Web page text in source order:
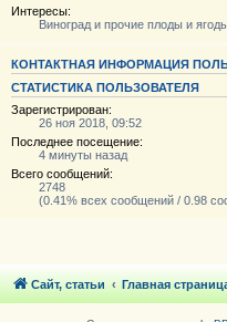
Интересы:
Виноград и прочие плоды и
КОНТАКТНАЯ ИНФОРМАЦИЯ
СТАТИСТИКА ПОЛЬЗОВАТЕЛЯ
Зарегистрирован:
26 ноя 2018, 09:52
Последнее посещение:
4 минуты назад
Всего сообщений:
2748
(0.41% всех сообщений / 0.98
Сайт, статьи Главная